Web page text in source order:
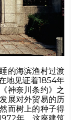
的海滨渔村过渡
地见证着1854年
神奈川条约》之
展对外贸易的历
而树上的种子得